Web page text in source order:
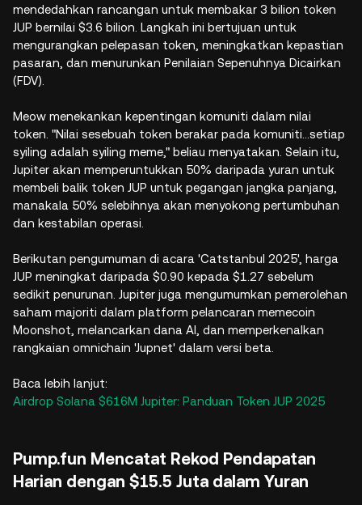
mendedahkan rancangan untuk membakar 3 bilion token
JUP bernilai $3.6 bilion. Langkah ini bertujuan untuk
mengurangkan pelepasan token, meningkatkan kepastian
pasaran, dan menurunkan Penilaian Sepenuhnya Dicairkan
(FDV).
Meow menekankan kepentingan komuniti dalam nilai
token. "Nilai sesebuah token berakar pada komuniti...setiap
syiling adalah syiling meme," beliau menyatakan. Selain itu,
Jupiter akan memperuntukkan 50% daripada yuran untuk
membeli balik token JUP untuk pegangan jangka panjang,
manakala 50% selebihnya akan menyokong pertumbuhan
dan kestabilan operasi.
Berikutan pengumuman di acara 'Catstanbul 2025', harga
JUP meningkat daripada $0.90 kepada $1.27 sebelum
sedikit penurunan. Jupiter juga mengumumkan pemerolehan
saham majoriti dalam platform pelancaran memecoin
Moonshot, melancarkan dana AI, dan memperkenalkan
rangkaian omnichain 'Jupnet' dalam versi beta.
Baca lebih lanjut:
Airdrop Solana $616M Jupiter: Panduan Token JUP 2025
Pump.fun Mencatat Rekod Pendapatan
Harian dengan $15.5 Juta dalam Yuran